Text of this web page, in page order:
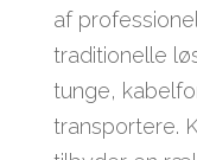
af
traditionelle
tunge,
transportere.